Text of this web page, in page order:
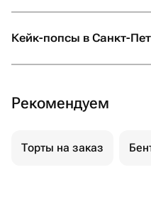
Кейк-попсы в Санкт-
Рекомендуем
Торты на заказ